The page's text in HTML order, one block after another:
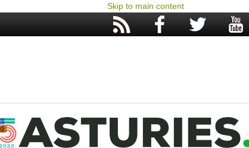
Skip to main content